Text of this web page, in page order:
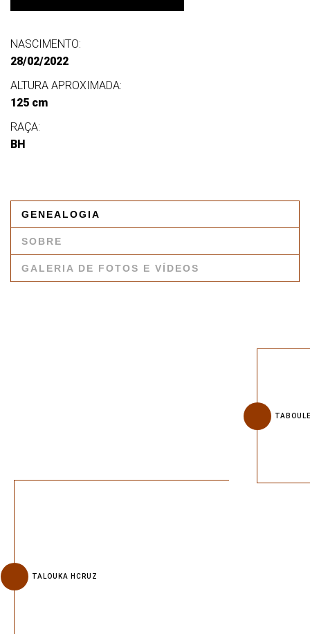
NASCIMENTO:
28/02/2022
ALTURA APROXIMADA:
125 cm
RAÇA:
BH
GENEALOGIA
SOBRE
GALERIA DE FOTOS E VÍDEOS
TALOUKA HCRUZ